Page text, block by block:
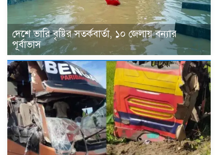
দেশে ভারি বৃষ্টির সতর্কবার্তা, ১০ জেলায় বন্যার
পূর্বাভাস